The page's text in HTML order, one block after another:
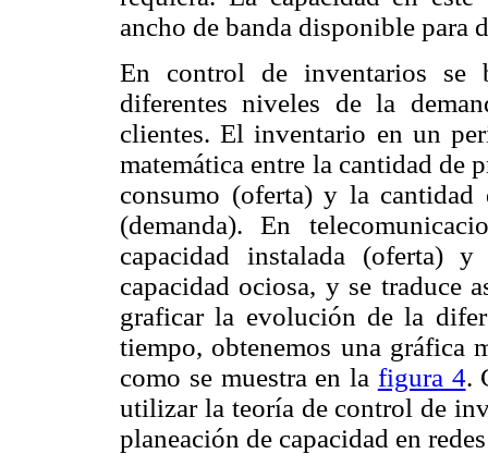
ancho de banda disponible para
En control de inventarios se
diferentes niveles de la
clientes. El inventario en un
matemática entre la cantidad de
consumo (oferta) y la cantidad
(demanda). En
capacidad instalada (oferta)
capacidad ociosa, y se traduce
graficar la evolución de la
tiempo, obtenemos una gráfica
como se muestra en la figura 4.
utilizar la teoría de control de
planeación de capacidad en